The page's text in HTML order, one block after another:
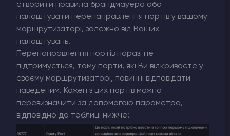
створити правила брандмауера або
налаштувати перенаправлення портів у вашому
маршрутизаторі, залежно від Ваших
налаштувань.
Перенаправлення портів наразі не
підтримується, тому порти, які Ви відкриваєте у
своєму маршрутизаторі, повинні відповідати
наведеним. Кожен з цих портів можна
перевизначити за допомогою параметра,
відповідно до таблиці нижче: